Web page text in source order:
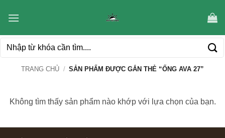
qua
dung
Tìm
TRANG CHỦ / SẢN PHẨM ĐƯỢC GẮN THẺ “ỐNG AVA 27”
Không tìm thấy sản phẩm nào khớp với lựa chọn của bạn.